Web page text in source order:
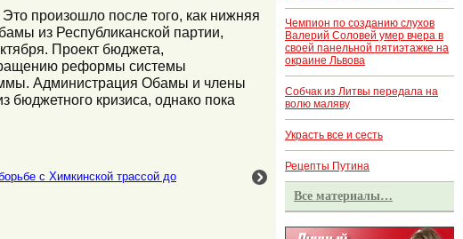
произошло после того, как нижняя
из Республиканской партии,
Проект бюджета,
реформы системы
Администрация Обамы и члены
кризиса, однако пока
с Химкинской трассой до
Чемпион по созданию слухов
Валерий Соловей умер вчера в
своей панельной пятиэтажке на
окраине Львова
Собчак из Литвы передала на
волю маляву
Украсть все и сесть
Рецепты Путина
Все материалы…